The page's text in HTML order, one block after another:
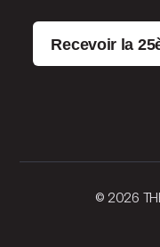
Recevoir la
© 2026